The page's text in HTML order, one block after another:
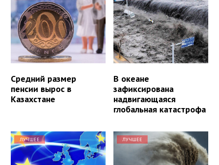
Средний размер
пенсии вырос в
Казахстане
В океане
зафиксирована
надвигающаяся
глобальная катастрофа
ЛУЧШЕЕ ЛУЧШЕЕ